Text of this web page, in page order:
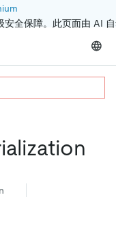
全保障。此页面由 AI